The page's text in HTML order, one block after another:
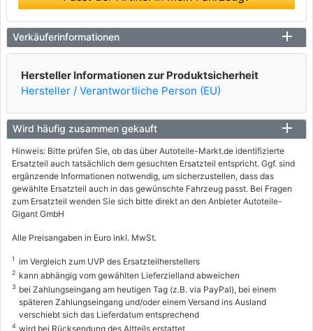
Verkäuferinformationen
Hersteller Informationen zur Produktsicherheit
Hersteller / Verantwortliche Person (EU)
Wird häufig zusammen gekauft
Hinweis: Bitte prüfen Sie, ob das über Autoteile-Markt.de identifizierte
Ersatzteil auch tatsächlich dem gesuchten Ersatzteil entspricht. Ggf. sind
ergänzende Informationen notwendig, um sicherzustellen, dass das
gewählte Ersatzteil auch in das gewünschte Fahrzeug passt. Bei Fragen
zum Ersatzteil wenden Sie sich bitte direkt an den Anbieter Autoteile-
Gigant GmbH
Alle Preisangaben in Euro inkl. MwSt.
1 im Vergleich zum UVP des Ersatzteilherstellers
2 kann abhängig vom gewählten Lieferzielland abweichen
3 bei Zahlungseingang am heutigen Tag (z.B. via PayPal), bei einem
späteren Zahlungseingang und/oder einem Versand ins Ausland
verschiebt sich das Lieferdatum entsprechend
4 wird bei Rücksendung des Altteils erstattet